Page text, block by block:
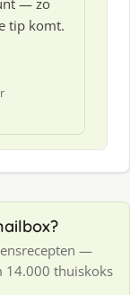
— zo
tip komt.
—
14.000 thuiskoks